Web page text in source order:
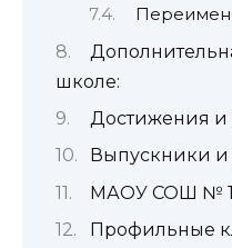
школе:
Достижения и
Выпускники и
МАОУ СОШ №
Профильные